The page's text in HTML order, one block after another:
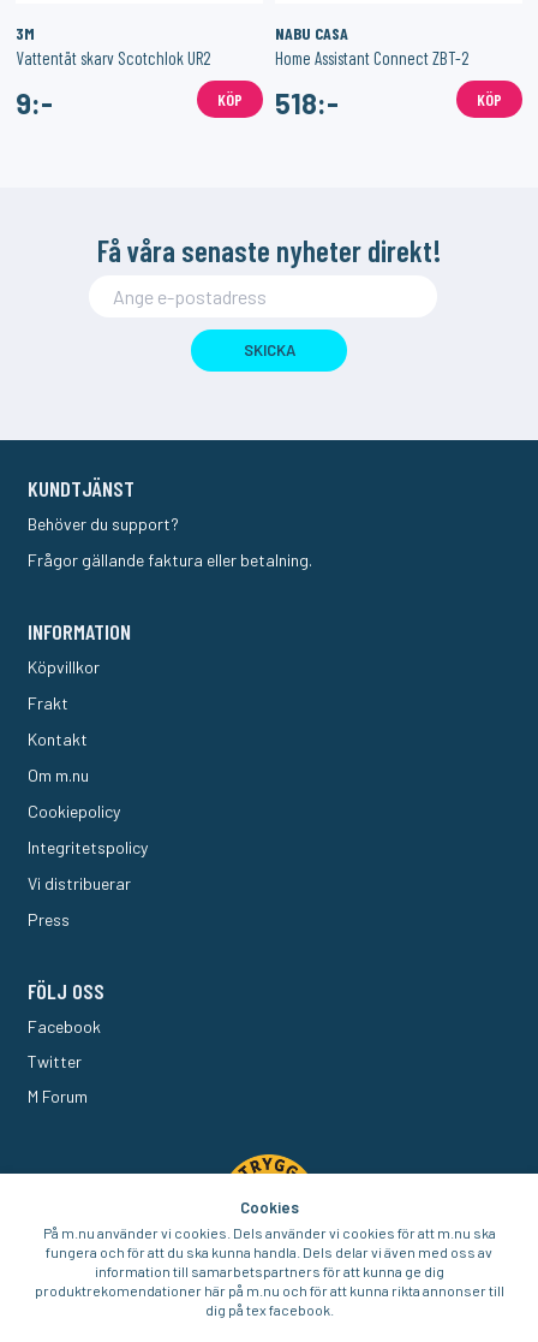
3M
Vattentät skarv Scotchlok UR2
9:- KÖP
NABU CASA
Home Assistant Connect ZBT-2
518:- KÖP
Få våra senaste nyheter direkt!
SKICKA
KUNDTJÄNST
Behöver du support?
Frågor gällande faktura eller betalning.
INFORMATION
Köpvillkor
Frakt
Kontakt
Om m.nu
Cookiepolicy
Integritetspolicy
Vi distribuerar
Press
FÖLJ OSS
Facebook
Twitter
M Forum
Cookies
På m.nu använder vi cookies. Dels använder vi cookies för att m.nu ska
fungera och för att du ska kunna handla. Dels delar vi även med oss av
information till samarbetspartners för att kunna ge dig
produktrekomendationer här på m.nu och för att kunna rikta annonser till
dig på tex facebook.